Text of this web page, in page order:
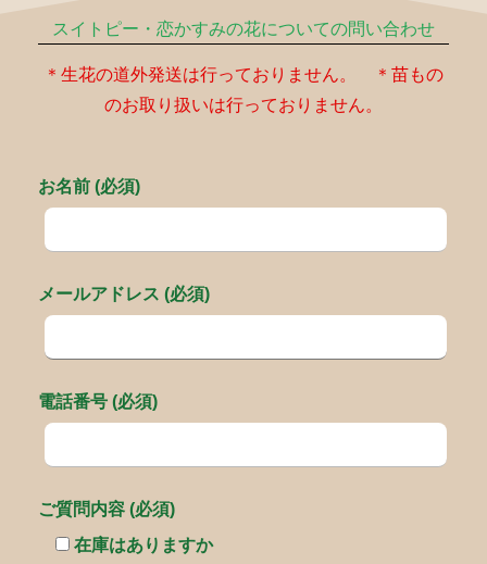
スイトピー・恋かすみの花についての問い合わせ
＊生花の道外発送は行っておりません。 ＊苗もの
のお取り扱いは行っておりません。
お名前 (必須)
メールアドレス (必須)
電話番号 (必須)
ご質問内容 (必須)
在庫はありますか